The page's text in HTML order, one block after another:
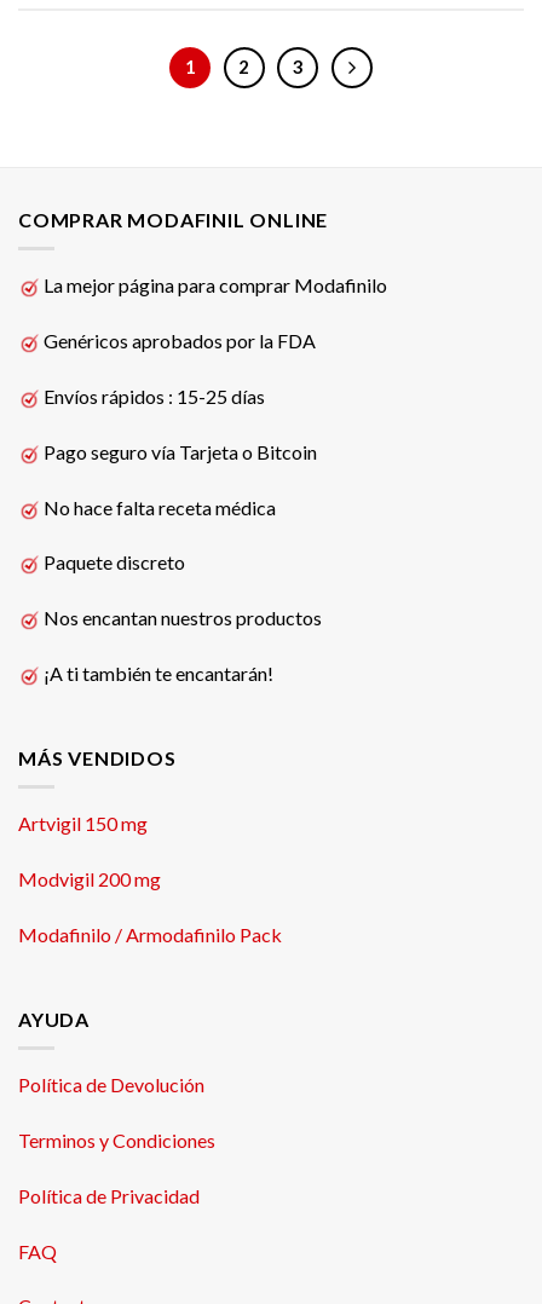
1 2 3
COMPRAR MODAFINIL ONLINE
La mejor página para comprar Modafinilo
Genéricos aprobados por la FDA
Envíos rápidos : 15-25 días
Pago seguro vía Tarjeta o Bitcoin
No hace falta receta médica
Paquete discreto
Nos encantan nuestros productos
¡A ti también te encantarán!
MÁS VENDIDOS
Artvigil 150 mg
Modvigil 200 mg
Modafinilo / Armodafinilo Pack
AYUDA
Política de Devolución
Terminos y Condiciones
Política de Privacidad
FAQ